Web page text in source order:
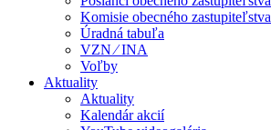
Komisie obecného zastupiteľstva
Úradná tabuľa
VZN ⁄ INA
Voľby
Aktuality
Aktuality
Kalendár akcií